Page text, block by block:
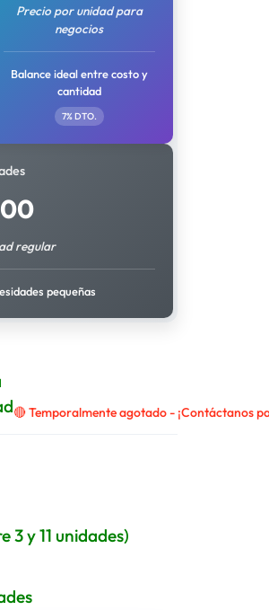
Precio por unidad para
negocios
Balance ideal entre costo y
cantidad
7% DTO.
regular
pequeñas
🔴 Temporalmente agotado - ¡Contáctanos
3 y 11 unidades)